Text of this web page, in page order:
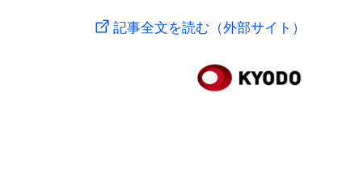
記事全文を読む（外部サイト）